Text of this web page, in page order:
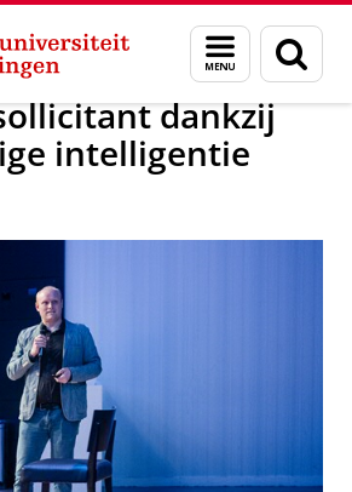
Menu
en
zoeken
for Mathematics, Computer Science
dankzij
intelligentie